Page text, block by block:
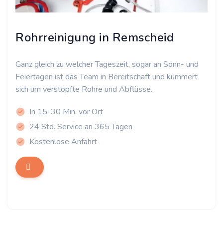
Rohrreinigung in Remscheid
Ganz gleich zu welcher Tageszeit, sogar an Sonn- und
Feiertagen ist das Team in Bereitschaft und kümmert
sich um verstopfte Rohre und Abflüsse.
In 15-30 Min. vor Ort
24 Std. Service an 365 Tagen
Kostenlose Anfahrt